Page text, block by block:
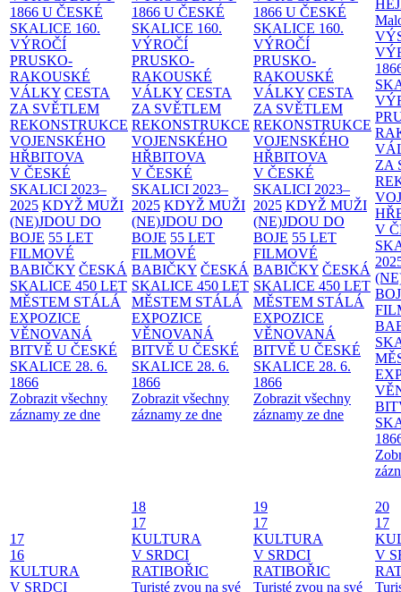
1866 U ČESKÉ
SKALICE 160.
VÝROČÍ
PRUSKO-
RAKOUSKÉ
VÁLKY CESTA
ZA SVĚTLEM
REKONSTRUKCE
VOJENSKÉHO
HŘBITOVA
V ČESKÉ
SKALICI 2023–
2025 KDYŽ MUŽI
(NE)JDOU DO
BOJE 55 LET
FILMOVÉ
BABIČKY ČESKÁ
SKALICE 450 LET
MĚSTEM STÁLÁ
EXPOZICE
VĚNOVANÁ
BITVĚ U ČESKÉ
SKALICE 28. 6.
1866
Zobrazit všechny
záznamy ze dne
1866 U ČESKÉ
SKALICE 160.
VÝROČÍ
PRUSKO-
RAKOUSKÉ
VÁLKY CESTA
ZA SVĚTLEM
REKONSTRUKCE
VOJENSKÉHO
HŘBITOVA
V ČESKÉ
SKALICI 2023–
2025 KDYŽ MUŽI
(NE)JDOU DO
BOJE 55 LET
FILMOVÉ
BABIČKY ČESKÁ
SKALICE 450 LET
MĚSTEM STÁLÁ
EXPOZICE
VĚNOVANÁ
BITVĚ U ČESKÉ
SKALICE 28. 6.
1866
Zobrazit všechny
záznamy ze dne
1866 U ČESKÉ
SKALICE 160.
VÝROČÍ
PRUSKO-
RAKOUSKÉ
VÁLKY CESTA
ZA SVĚTLEM
REKONSTRUKCE
VOJENSKÉHO
HŘBITOVA
V ČESKÉ
SKALICI 2023–
2025 KDYŽ MUŽI
(NE)JDOU DO
BOJE 55 LET
FILMOVÉ
BABIČKY ČESKÁ
SKALICE 450 LET
MĚSTEM STÁLÁ
EXPOZICE
VĚNOVANÁ
BITVĚ U ČESKÉ
SKALICE 28. 6.
1866
Zobrazit všechny
záznamy ze dne
ZA
V
17
16
KULTURA
V SRDCI
18
17
KULTURA
V SRDCI
RATIBOŘIC
Turisté zvou na své
19
17
KULTURA
V SRDCI
RATIBOŘIC
Turisté zvou na své
20
17
V